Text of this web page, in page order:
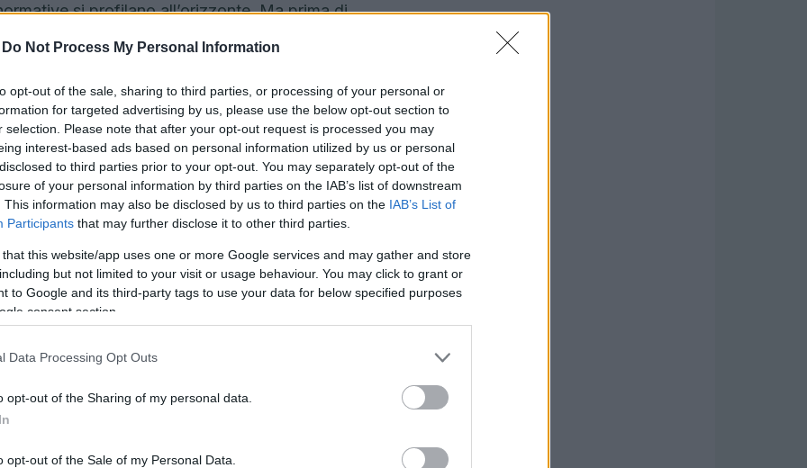
Do Not Process My Personal Information
opt-out of the sale, sharing to third parties, or processing of your personal or
for targeted advertising by us, please use the below opt-out section to
selection. Please note that after your opt-out request is processed you may
interest-based ads based on personal information utilized by us or personal
to third parties prior to your opt-out. You may separately opt-out of the
of your personal information by third parties on the IAB’s list of downstream
This information may also be disclosed by us to third parties on the IAB’s List of
Participants that may further disclose it to other third parties.
that this website/app uses one or more Google services and may gather and store
but not limited to your visit or usage behaviour. You may click to grant or
to Google and its third-party tags to use your data for below specified purposes
consent section.
Data Processing Opt Outs
opt-out of the Sharing of my personal data.
opt-out of the Sale of my Personal Data.
si profilano all’orizzonte. Ma prima di
Europea per combattere questa
significhi realmente greenwashing? È
che può influenzare enormemente le
Sei pronto?Iniziamo!